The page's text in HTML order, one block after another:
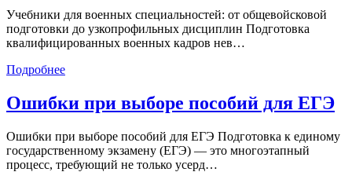
Учебники для военных специальностей: от общевойсковой
подготовки до узкопрофильных дисциплин Подготовка
квалифицированных военных кадров нев…
Подробнее
Ошибки при выборе пособий для ЕГЭ
Ошибки при выборе пособий для ЕГЭ Подготовка к единому
государственному экзамену (ЕГЭ) — это многоэтапный
процесс, требующий не только усерд…